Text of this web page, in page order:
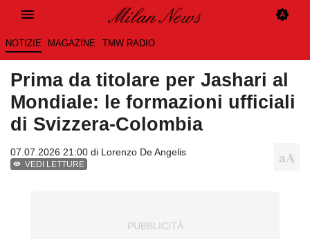
NOTIZIE MAGAZINE TMW RADIO
Prima da titolare per Jashari al
Mondiale: le formazioni ufficiali
di Svizzera-Colombia
07.07.2026 21:00 di Lorenzo De Angelis
VEDI LETTURE